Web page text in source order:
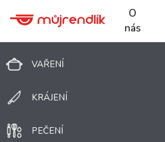
O
nás
VAŘENÍ
KRÁJENÍ
PEČENÍ